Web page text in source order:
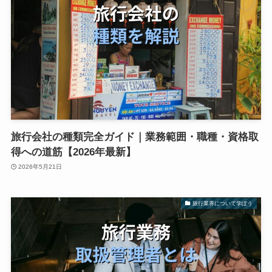
旅行会社の種類完全ガイド｜業務範囲・職種・資格取
得への道筋【2026年最新】
2026年5月21日
旅行業界について学ぼう